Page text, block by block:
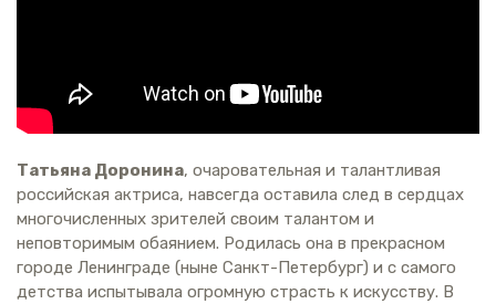
Татьяна Доронина, очаровательная и талантливая
российская актриса, навсегда оставила след в сердцах
многочисленных зрителей своим талантом и
неповторимым обаянием. Родилась она в прекрасном
городе Ленинграде (ныне Санкт-Петербург) и с самого
детства испытывала огромную страсть к искусству. В